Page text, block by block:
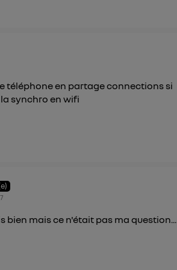
téléphone en partage connections si
synchro en wifi
bien mais ce n'était pas ma question...